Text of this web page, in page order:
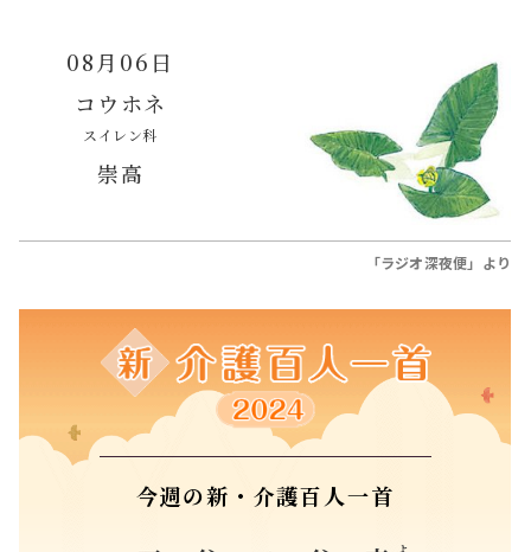
08月06日
コウホネ
スイレン科
崇高
「ラジオ深夜便」より
今週の新・介護百人一首